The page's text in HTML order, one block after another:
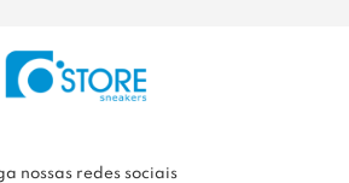
nossas redes sociais